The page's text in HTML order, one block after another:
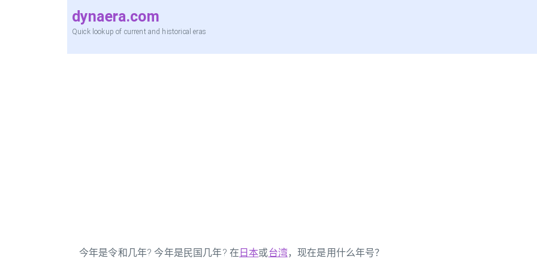
dynaera.com
Quick lookup of current and historical eras
今年是令和几年? 今年是民国几年? 在 日本或台湾，现在是用什么年号？